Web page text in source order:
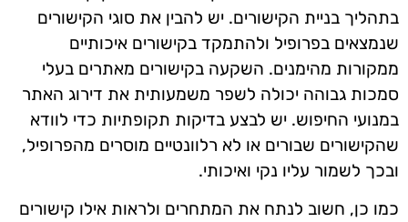
בתהליך בניית הקישורים. יש להבין את סוגי הקישורים
שנמצאים בפרופיל ולהתמקד בקישורים איכותיים
ממקורות מהימנים. השקעה בקישורים מאתרים בעלי
סמכות גבוהה יכולה לשפר משמעותית את דירוג האתר
במנועי החיפוש. יש לבצע בדיקות תקופתיות כדי לוודא
שהקישורים שבורים או לא רלוונטיים מוסרים מהפרופיל,
ובכך לשמור עליו נקי ואיכותי.
כמו כן, חשוב לנתח את המתחרים ולראות אילו קישורים